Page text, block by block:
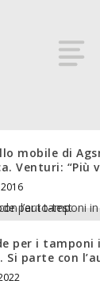
mobile di
Venturi: “Più
per i tamponi
Si parte con